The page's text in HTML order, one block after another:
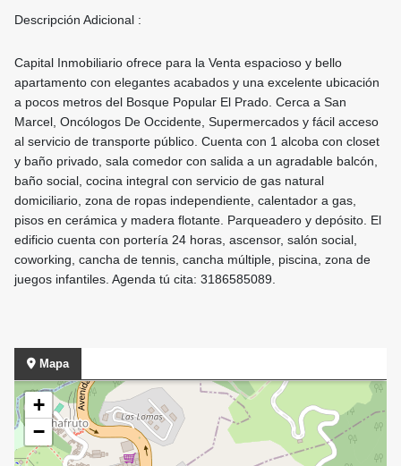
Descripción Adicional :
Capital Inmobiliario ofrece para la Venta espacioso y bello
apartamento con elegantes acabados y una excelente ubicación
a pocos metros del Bosque Popular El Prado. Cerca a San
Marcel, Oncólogos De Occidente, Supermercados y fácil acceso
al servicio de transporte público. Cuenta con 1 alcoba con closet
y baño privado, sala comedor con salida a un agradable balcón,
baño social, cocina integral con servicio de gas natural
domiciliario, zona de ropas independiente, calentador a gas,
pisos en cerámica y madera flotante. Parqueadero y depósito. El
edificio cuenta con portería 24 horas, ascensor, salón social,
coworking, cancha de tennis, cancha múltiple, piscina, zona de
juegos infantiles. Agenda tú cita: 3186585089.
Mapa
+
−